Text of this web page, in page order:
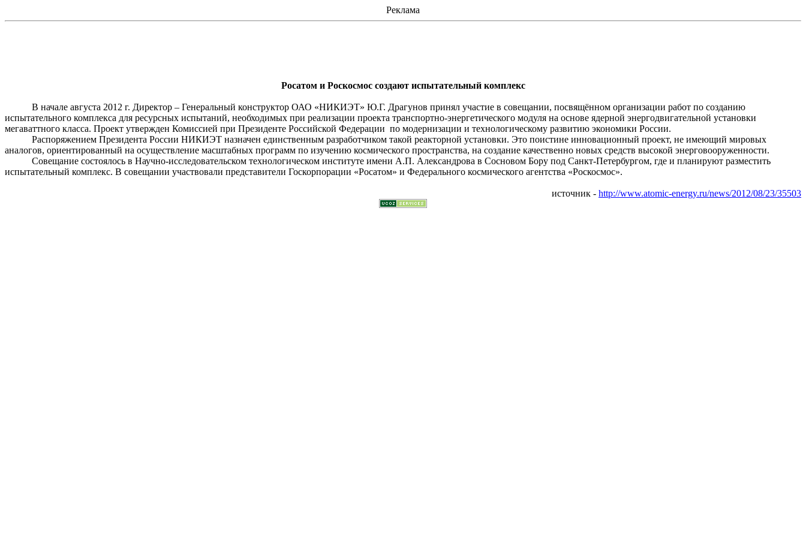
Реклама
Росатом и Роскосмоссоздают испытательный комплекс
В начале августа 2012 г. Директор – Генеральный конструктор ОАО «НИКИЭТ» Ю.Г. Драгунов принял участие в совещании, посвящённом организации работ по созданию
испытательного комплекса для ресурсных испытаний, необходимых при реализации проекта транспортно-энергетического модуля на основе ядерной энергодвигательной установки
мегаваттного класса. Проект утвержден Комиссией при Президенте Российской Федерации по модернизации и технологическому развитию экономики России.
Распоряжением Президента России НИКИЭТназначен единственным разработчиком такой реакторной установки. Это поистине инновационный проект, не имеющий мировых
аналогов, ориентированный на осуществление масштабных программ по изучению космического пространства, на создание качественно новых средств высокой энерговооруженности.
Совещание состоялось в Научно-исследовательском технологическом институте имени А.П. Александрова в Сосновом Бору под Санкт-Петербургом, где и планируютразместить
испытательный комплекс. В совещании участвовали представители Госкорпорации «Росатом» и Федерального космического агентства «Роскосмос».
источник - http://www.atomic-energy.ru/news/2012/08/23/35503